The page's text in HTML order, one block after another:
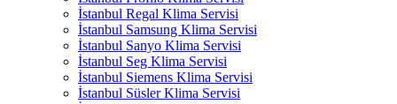
İstanbul Regal Klima Servisi
İstanbul Samsung Klima Servisi
İstanbul Sanyo Klima Servisi
İstanbul Seg Klima Servisi
İstanbul Siemens Klima Servisi
İstanbul Süsler Klima Servisi